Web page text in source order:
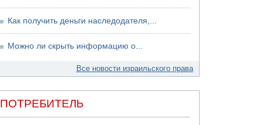
Как получить деньги наследодателя,...
Можно ли скрыть информацию о...
Все новости израильского права
ПОТРЕБИТЕЛЬ